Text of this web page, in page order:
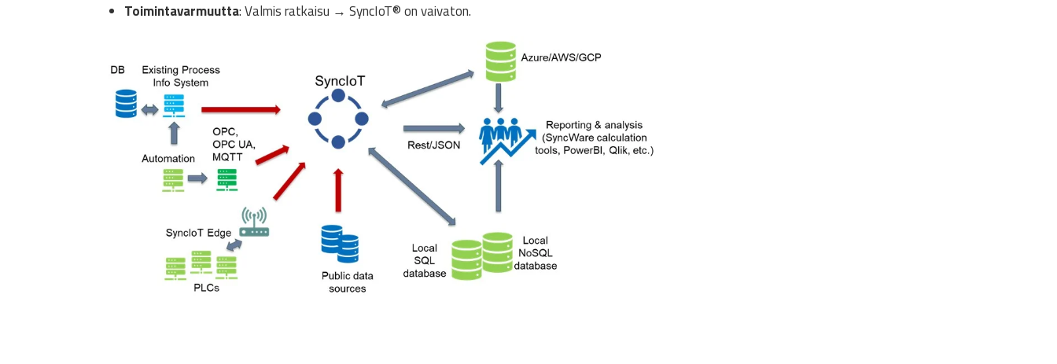
Toimintavarmuutta: Valmis ratkaisu → SyncIoT®on vaivaton.